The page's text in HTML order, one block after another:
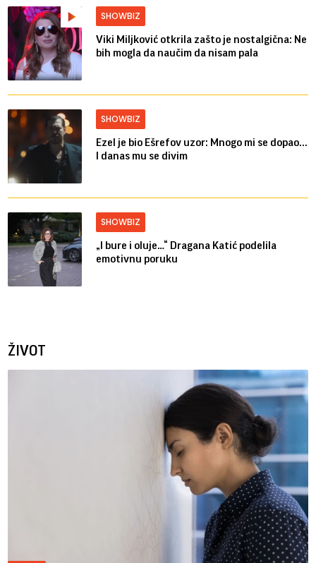
SHOWBIZ
Viki Miljković otkrila zašto je nostalgična: Ne
bih mogla da naučim da nisam pala
SHOWBIZ
Ezel je bio Ešrefov uzor: Mnogo mi se dopao...
I danas mu se divim
SHOWBIZ
„I bure i oluje…“ Dragana Katić podelila
emotivnu poruku
ŽIVOT